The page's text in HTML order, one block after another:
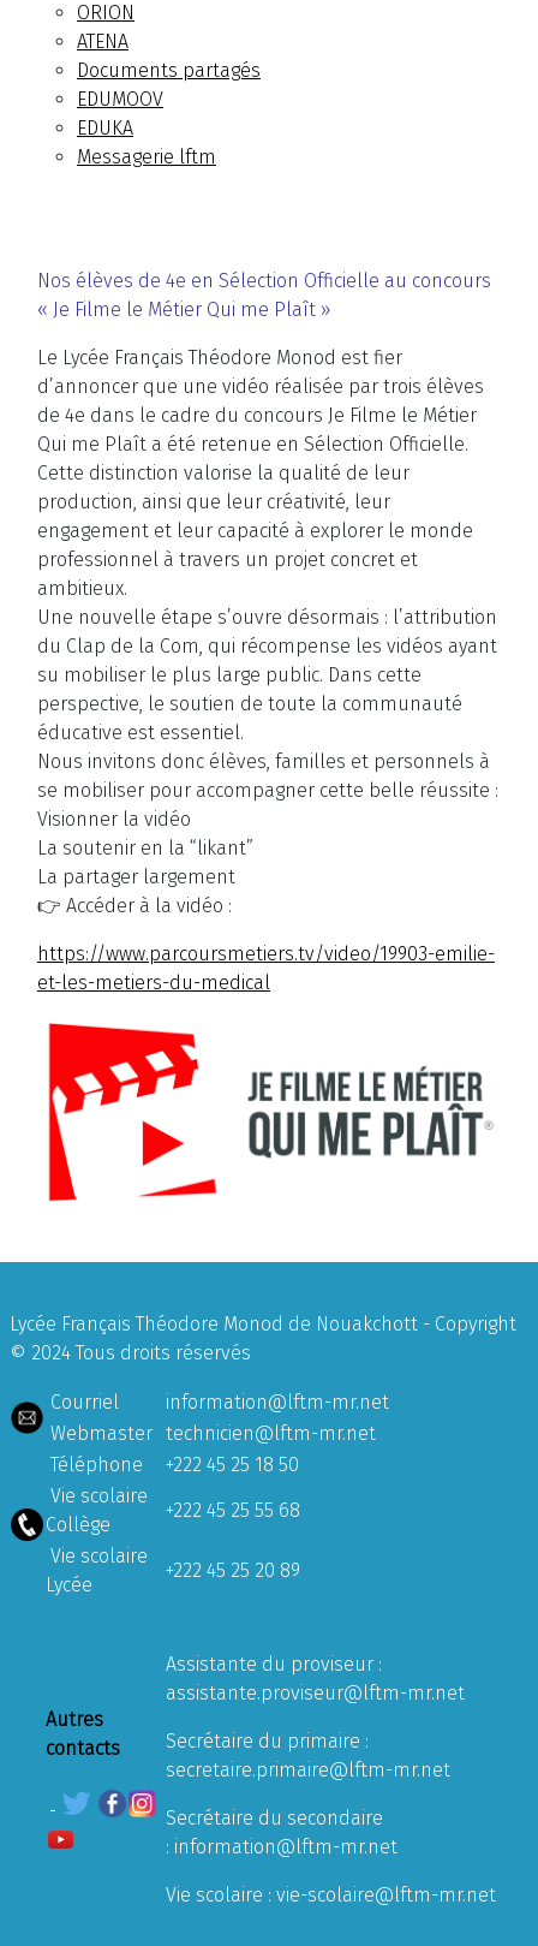
ORION
ATENA
Documents partagés
EDUMOOV
EDUKA
Messagerie lftm
Nos élèves de 4e en Sélection Officielle au concours
« Je Filme le Métier Qui me Plaît »
Le Lycée Français Théodore Monod est fier
d’annoncer que une vidéo réalisée par trois élèves
de 4e dans le cadre du concours Je Filme le Métier
Qui me Plaît a été retenue en Sélection Officielle.
Cette distinction valorise la qualité de leur
production, ainsi que leur créativité, leur
engagement et leur capacité à explorer le monde
professionnel à travers un projet concret et
ambitieux.
Une nouvelle étape s’ouvre désormais : l’attribution
du Clap de la Com, qui récompense les vidéos ayant
su mobiliser le plus large public. Dans cette
perspective, le soutien de toute la communauté
éducative est essentiel.
Nous invitons donc élèves, familles et personnels à
se mobiliser pour accompagner cette belle réussite :
Visionner la vidéo
La soutenir en la “likant”
La partager largement
👉 Accéder à la vidéo :
https://www.parcoursmetiers.tv/video/19903-emilie-
et-les-metiers-du-medical
Lycée Français Théodore Monod de Nouakchott - Copyright
© 2024 Tous droits réservés
Courriel
information@lftm-mr.net
Webmaster technicien@lftm-mr.net
Téléphone
+222 45 25 18 50
Vie scolaire
Collège
+222 45 25 55 68
Vie scolaire
Lycée
+222 45 25 20 89
Autres
contacts
Assistante du proviseur :
assistante.proviseur@lftm-mr.net
Secrétaire du primaire :
secretaire.primaire@lftm-mr.net
Secrétaire du secondaire
: information@lftm-mr.net
Vie scolaire : vie-scolaire@lftm-mr.net